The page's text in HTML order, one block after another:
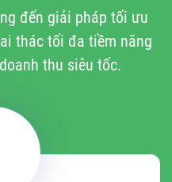
đến giải pháp tối ưu
thác tối đa tiềm năng
thu siêu tốc.